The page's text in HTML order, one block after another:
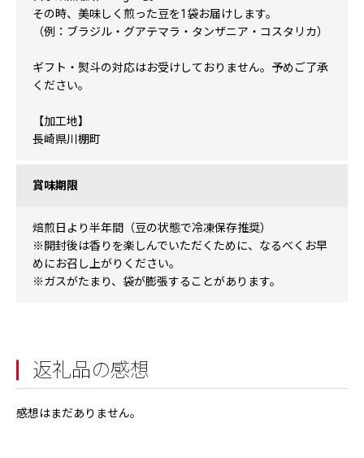
その時、美味しく煎った豆を1袋お届けします。
（例：ブラジル・グアテマラ・タンザニア・コスタリカ）
ギフト・熨斗の対応はお受けしておりません。予めご了承
ください。
【加工地】
長崎県川棚町
賞味期限
焙煎日より半年間（豆の状態で冷凍保存推奨）
※開封後は香りを楽しんでいただくために、なるべくお早
めにお召し上がりください。
※ガスがたまり、袋が膨張することがあります。
返礼品の感想
感想はまだありません。